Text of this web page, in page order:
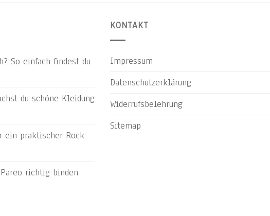
So einfach findest du
du schöne Kleidung
ein praktischer Rock
richtig binden
KONTAKT
Impressum
Datenschutzerklärung
Widerrufsbelehrung
Sitemap